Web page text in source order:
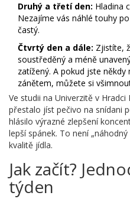
Druhý a třetí den: Hladina
Nezajíme vás náhlé touhy
častý.
Čtvrtý den a dále: Zjistíte,
soustředěný a méně
zatížený. A pokud jste
zánětem, můžete si
Ve studii na Univerzitě v
přestalo jíst pečivo na snídani
hlásilo výrazné zlepšení
lepší spánek. To není
kvalitě jídla.
Jak začít?
týden